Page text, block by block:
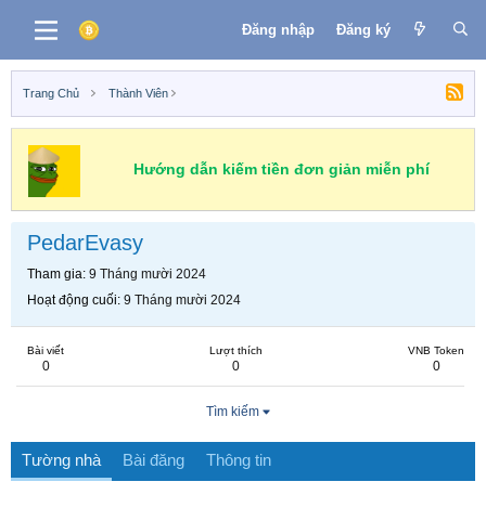
Đăng nhập Đăng ký
Trang Chủ Thành Viên
Hướng dẫn kiếm tiền đơn giản miễn phí
PedarEvasy
Tham gia 9 Tháng mười 2024
Hoạt động cuối 9 Tháng mười 2024
Bài viết
0
Lượt thích
0
VNB Token
0
Tìm kiếm
Tường nhà Bài đăng Thông tin